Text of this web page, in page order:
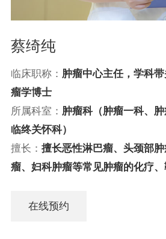
蔡绮纯
临床职称： 肿瘤中心主任，学科
瘤学博士
所属科室： 肿瘤科（肿瘤一科、
临终关怀科）
擅长： 擅长恶性淋巴瘤、头颈部
瘤、妇科肿瘤等常见肿瘤的化疗、
在线预约